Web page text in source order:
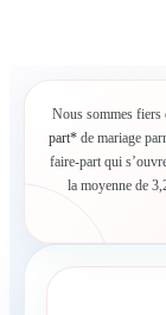
Nous sommes fiers
part*de mariage
faire-part qui
la moyenne de